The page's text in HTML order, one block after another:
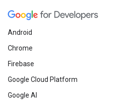
Android
Chrome
Firebase
Google Cloud Platform
Google AI